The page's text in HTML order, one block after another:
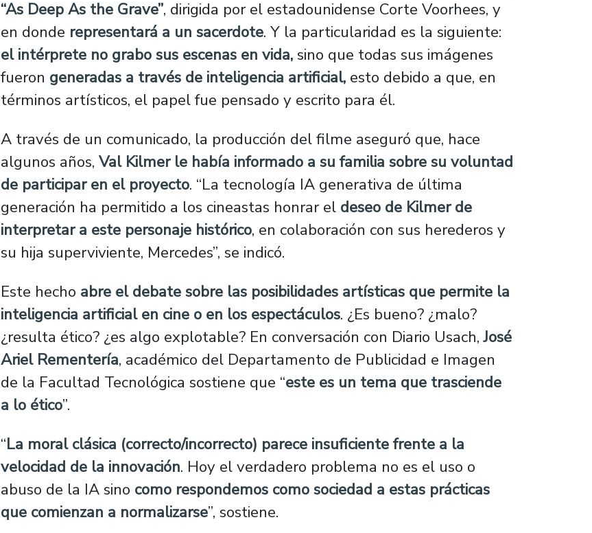
“As Deep As the Grave”, dirigida por el estadounidense Corte Voorhees, y
en donde representará a un sacerdote. Y la particularidad es la siguiente:
el intérprete no grabo sus escenas en vida,sino que todas sus imágenes
fueron generadas a través de inteligencia artificial, esto debido a que, en
términos artísticos, el papel fue pensado y escrito para él.
A través de un comunicado, la producción del filme aseguró que, hace
algunos años,Val Kilmer le había informado a su familia sobre su voluntad
de participar en el proyecto. “La tecnología IA generativa de última
generación ha permitido a los cineastas honrar el deseo de Kilmer de
interpretar a este personaje histórico, en colaboración con sus herederos y
su hija superviviente, Mercedes”, se indicó.
Este hecho abre el debate sobre las posibilidades artísticas que permite la
inteligencia artificial en cine o en los espectáculos. ¿Es bueno? ¿malo?
¿resulta ético? ¿es algo explotable? En conversación con Diario Usach,José
Ariel Rementería, académico del Departamento de Publicidad e Imagen
de la Facultad Tecnológica sostiene que “este es un tema que trasciende
a lo ético”.
“La moral clásica (correcto/incorrecto) parece insuficiente frente a la
velocidad de la innovación. Hoy el verdadero problema no es el uso o
abuso de la IA sino como respondemos como sociedad a estas prácticas
que comienzan a normalizarse”, sostiene.